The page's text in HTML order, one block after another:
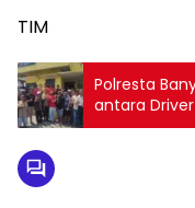
TIM
Polresta
antara
Umum di